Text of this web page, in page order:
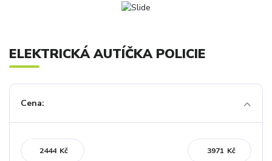
ELEKTRICKÁ AUTÍČKA POLICIE
Cena:
Kč Kč